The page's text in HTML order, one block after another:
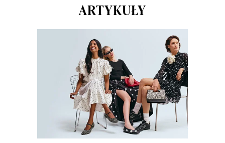
ARTYKUŁY